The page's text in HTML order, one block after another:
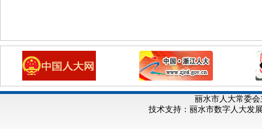
丽水市人大常委会
技术支持：丽水市数字人大发